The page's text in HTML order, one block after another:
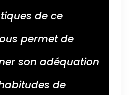
de ce
permet de
son adéquation
de